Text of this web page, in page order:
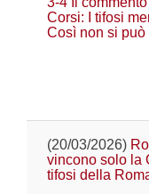
Corsi: I tifosi
Così non si può
(20/03/2026)
vincono solo la
tifosi della